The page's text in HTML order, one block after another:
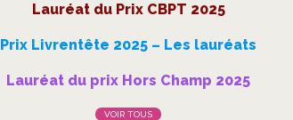
Lauréat du Prix CBPT 2025
Prix Livrentête 2025 – Les lauréats
Lauréat du prix Hors Champ 2025
VOIR TOUS